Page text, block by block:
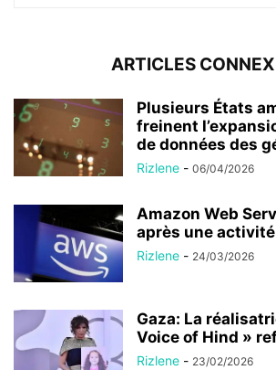
ARTICLES
Plusieurs États
freinent
de données des
Rizlene - 06/04/2026
Amazon Web
après une
Rizlene - 24/03/2026
Gaza: La
Voice of Hind »
Rizlene - 23/02/2026